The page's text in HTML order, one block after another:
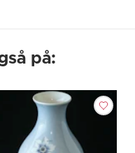
på: